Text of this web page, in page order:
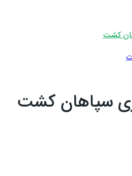
کشت
سپاهان کشت